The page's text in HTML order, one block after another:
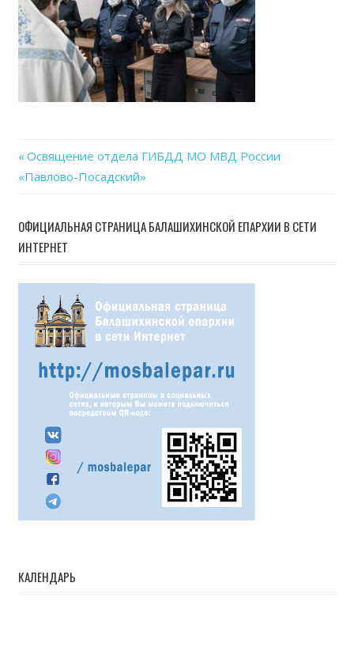
Навигация
записям
Previous
Post:
Освящение отдела ГИБДД МО МВД России
«Павлово-Посадский»
ОФИЦИАЛЬНАЯ СТРАНИЦА БАЛАШИХИНСКОЙ ЕПАРХИИ В СЕТИ
ИНТЕРНЕТ
КАЛЕНДАРЬ